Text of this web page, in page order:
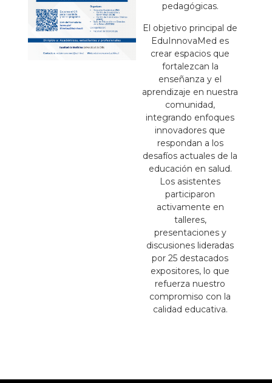
pedagógicas.
El objetivo principal de
EduInnovaMed es
crear espacios que
fortalezcan la
enseñanza y el
aprendizaje en nuestra
comunidad,
integrando enfoques
innovadores que
respondan a los
desafíos actuales de la
educación en salud.
Los asistentes
participaron
activamente en
talleres,
presentaciones y
discusiones lideradas
por 25 destacados
expositores, lo que
refuerza nuestro
compromiso con la
calidad educativa.